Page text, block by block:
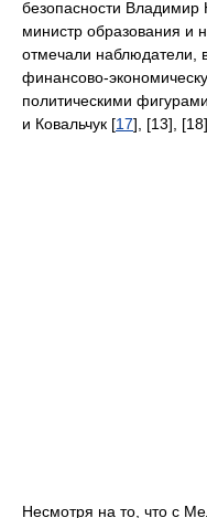
безопасности Владимир
министр образования и
отмечали наблюдатели,
финансово-
политическими
и Ковальчук [17], [13], [18].
Несмотря на то, что с